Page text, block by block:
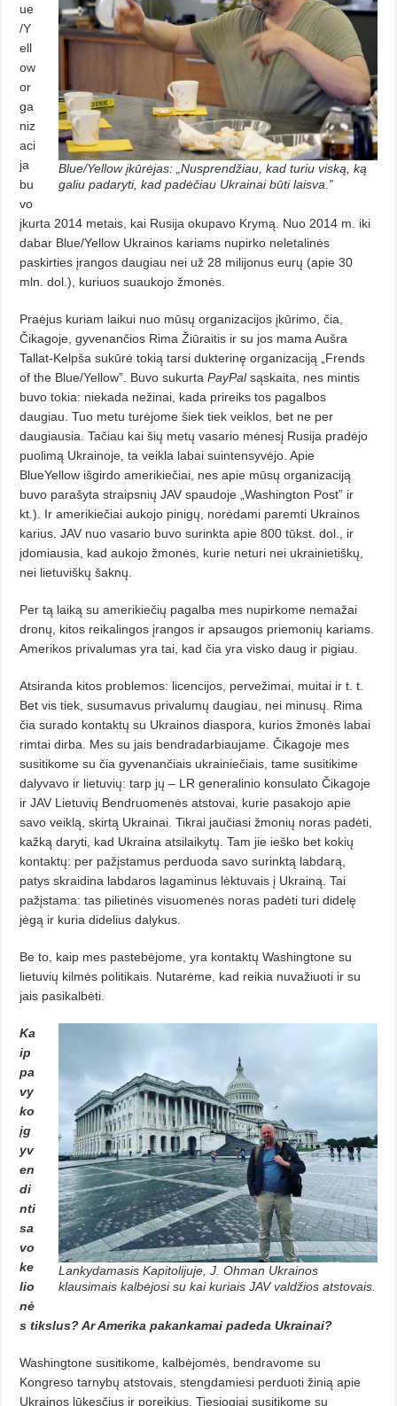
Blue/Yellow įkūrėjas: „Nusprendžiau, kad turiu viską, ką
galiu padaryti, kad padėčiau Ukrainai būti laisva.”
ue
/Y
ell
ow
or
ga
niz
aci
ja
bu
vo
įkurta 2014 metais, kai Rusija okupavo Krymą. Nuo 2014 m. iki
dabar Blue/Yellow Ukrainos kariams nupirko neletalinės
paskirties įrangos daugiau nei už 28 milijonus eurų (apie 30
mln. dol.), kuriuos suaukojo žmonės.
Praėjus kuriam laikui nuo mūsų organizacijos įkūrimo, čia,
Čikagoje, gyvenančios Rima Žiūraitis ir su jos ma­ma Aušra
Tallat-Kelpša sukūrė tokią tarsi dukterinę organizaciją „Frends
of the Blue/Yellow”. Buvo sukurtaPayPalsąskaita, nes mintis
buvo tokia: niekada nežinai, kada prireiks tos pagalbos
daugiau. Tuo metu turėjome šiek tiek veiklos, bet ne per
daugiausia. Tačiau kai šių metų vasario mėnesį Rusija pradėjo
puolimą Ukrainoje, ta veikla labai suintensyvėjo. Apie
BlueYellow išgirdo amerikiečiai, nes apie mūsų organiza­ciją
buvo parašyta straipsnių JAV spaudoje „Washington Post” ir
kt.). Ir amerikie­čiai aukojo pinigų, norėdami paremti Ukrainos
karius. JAV nuo vasario buvo surinkta apie 800 tūkst. dol., ir
įdomiausia, kad aukojo žmonės, kurie neturi nei ukrainietiškų,
nei lie­tuviškų šaknų.
Per tą laiką su amerikiečių pagalba mes nupirkome nemažai
dronų, kitos reikalingos įrangos ir apsaugos priemonių kariams.
Amerikos privalumas yra tai, kad čia yra visko daug ir pigiau.
Atsiranda kitos problemos: licencijos, pervežimai, muitai ir t. t.
Bet vis tiek, susumavus privalumų daugiau, nei minusų. Rima
čia surado kontaktų su Ukrainos diaspora, kurios žmonės labai
rimtai dirba. Mes su jais bendra­darbiaujame. Čikagoje mes
susitikome su čia gyvenančiais ukrainiečiais, ta­me susitikime
dalyvavo ir lietuvių: tarp jų – LR generalinio konsulato Čikagoje
ir JAV Lietuvių Bendruomenės atstovai, kurie pasakojo apie
savo veiklą, skirtą Ukrainai. Tikrai jaučiasi žmonių noras padėti,
kažką daryti, kad Ukraina atsilaikytų. Tam jie ieško bet kokių
kontaktų: per pažįstamus perduoda savo surinktą labdarą,
patys skraidina labdaros lagaminus lėktuvais į Ukrainą. Tai
pažįs­tama: tas pilietinės visuomenės noras padėti turi didelę
jėgą ir kuria didelius dalykus.
Be to, kaip mes pastebėjome, yra kontaktų Washingtone su
lietuvių kilmės politikais. Nutarėme, kad reikia nuvažiuoti ir su
jais pasikalbėti.
Lankydamasis Kapitolijuje, J. Ohman Ukrainos
klausimais kalbėjosi su kai kuriais JAV valdžios atstovais.
Ka
ip
pa
vy
ko
įg
yv
en
di
nti
sa
vo
ke
lio
nė
s tikslus? Ar Amerika pakan­­kamai padeda Ukrainai?
Washingtone susitikome, kalbėjomės, bendravome su
Kongreso tarnybų atstovais, stengdamiesi perduoti žinią apie
Ukrainos lūkesčius ir poreikius. Tiesiogiai susitikome su